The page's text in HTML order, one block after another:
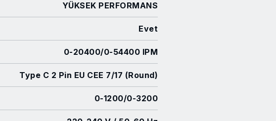
YÜKSEK PERFORMANS
Evet
0-20400/0-54400 IPM
Type C 2 Pin EU CEE 7/17 (Round)
0-1200/0-3200